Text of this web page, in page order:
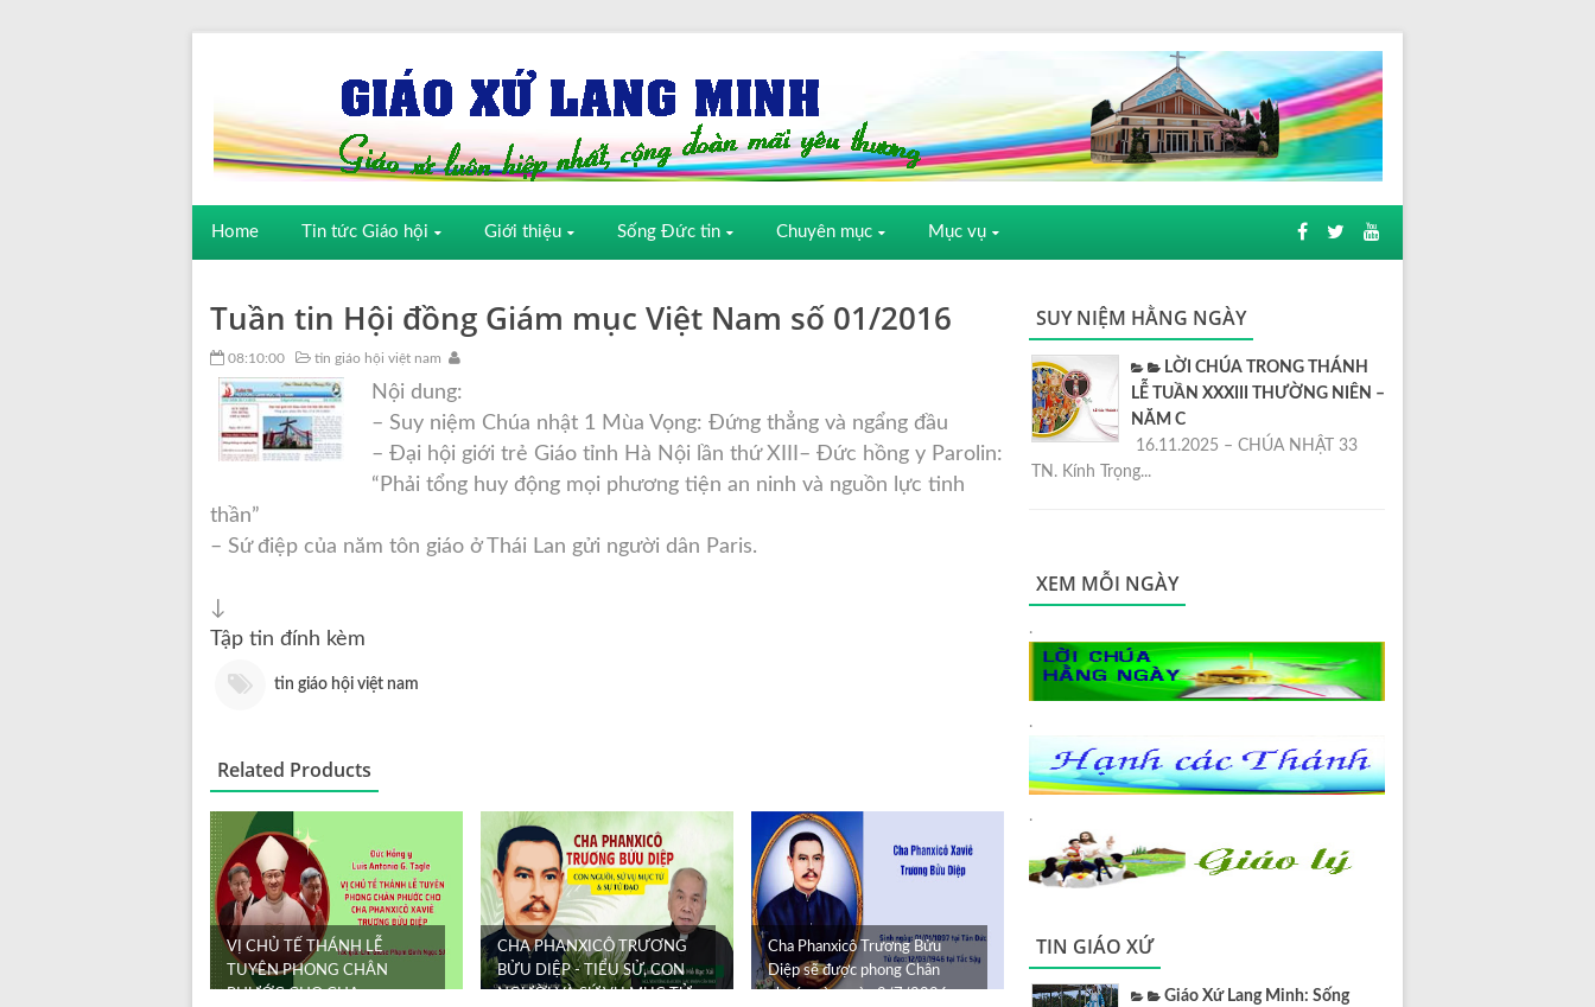
Home Tin tức Giáo hội Giới thiệu Sống Đức tin Chuyên mục Mục vụ
Tuần tin Hội đồng Giám mục Việt Nam số 01/2016
08:10:00 tin giáo hội việt nam
Nội dung:
– Suy niệm Chúa nhật 1 Mùa Vọng: Đứng thẳng và ngẩng đầu
– Đại hội giới trẻ Giáo tỉnh Hà Nội lần thứ XIII – Đức hồng y Parolin:
“Phải tổng huy động mọi phương tiện an ninh và nguồn lực tinh
thần”
– Sứ điệp của năm tôn giáo ở Thái Lan gửi người dân Paris.
↓
Tập tin đính kèm
tin giáo hội việt nam
Related Products
VỊ CHỦ TẾ THÁNH LỄ
TUYÊN PHONG CHÂN
PHƯỚC CHO CHA
CHA PHANXICÔ TRƯƠNG
BỬU DIỆP - TIỂU SỬ, CON
NGƯỜI VÀ SỨ VỤ MỤC TỬ
Cha Phanxicô Trương Bửu
Diệp sẽ được phong Chân
phước vào ngày 2/7/2026
SUY NIỆM HẰNG NGÀY
LỜI CHÚA TRONG THÁNH
LỄ TUẦN XXXIII THƯỜNG NIÊN –
NĂM C
16.11.2025 – CHÚA NHẬT 33
TN. Kính Trọng...
XEM MỖI NGÀY
.
.
.
TIN GIÁO XỨ
Giáo Xứ Lang Minh: Sống